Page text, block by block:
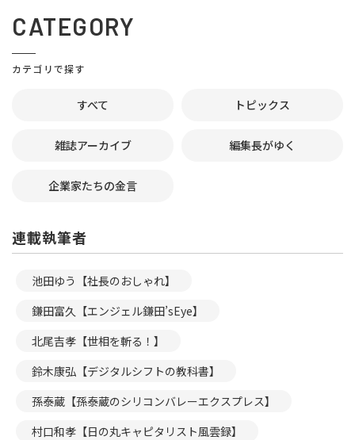
CATEGORY
カテゴリで探す
すべて トピックス
雑誌アーカイブ 編集長がゆく
企業家たちの金言
連載執筆者
池田ゆう【社長のおしゃれ】
鎌田富久【エンジェル鎌田’sEye】
北尾吉孝【世相を斬る！】
鈴木康弘【デジタルシフトの教科書】
孫泰蔵【孫泰蔵のシリコンバレーエクスプレス】
村口和孝【日の丸キャピタリスト風雲録】